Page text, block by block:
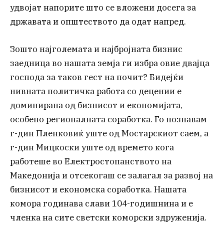
удвојат напорите што се вложени досега за
државата и општеството да одат напред.
Зошто најголемата и најбројната бизнис
заедница во нашата земја ги избра овие двајца
господа за таков гест на почит? Бидејќи
нивната политичка работа со децении е
доминирана од бизнисот и економијата,
особено регионалната соработка. Го познавам
г-дин Пленковиќ уште од Мостарскиот саем, а
г-дин Мицкоски уште од времето кога
работеше во Електростопанството на
Македонија и отсекогаш се залагал за развој на
бизнисот и економска соработка. Нашата
комора годинава слави 104-годишнина и е
членка на сите светски коморски здруженија.